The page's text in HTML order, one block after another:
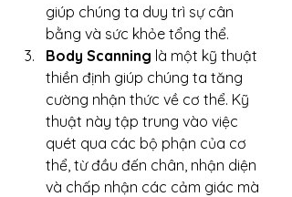
giúp chúng ta duy trì sự cân
bằng và sức khỏe tổng thể.
Body Scanning là một kỹ thuật
thiền định giúp chúng ta tăng
cường nhận thức về cơ thể. Kỹ
thuật này tập trung vào việc
quét qua các bộ phận của cơ
thể, từ đầu đến chân, nhận diện
và chấp nhận các cảm giác mà